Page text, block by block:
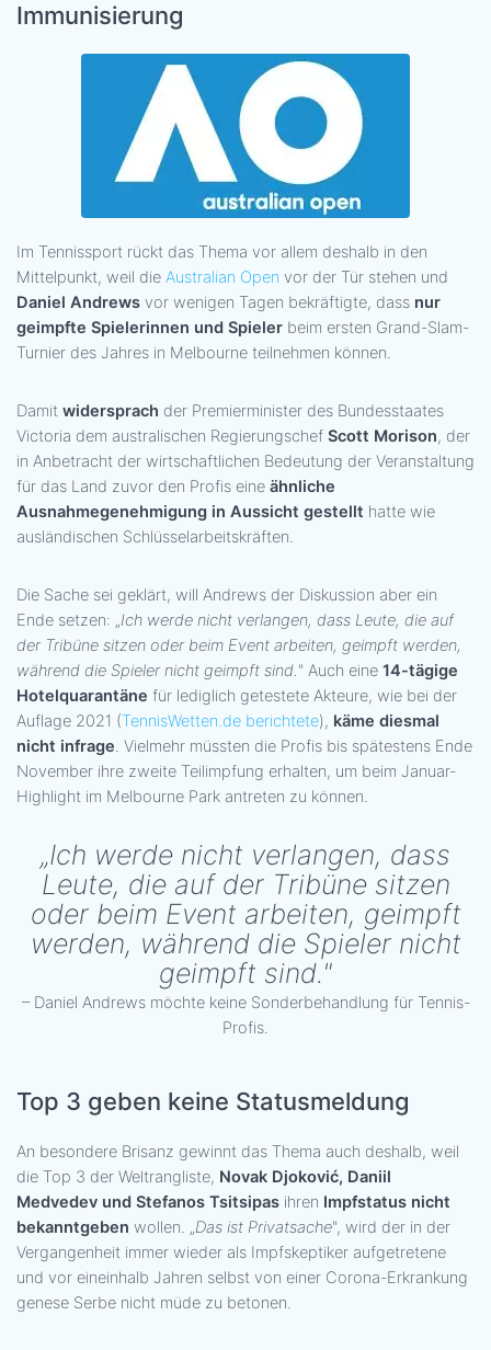
Immunisierung
Im Tennissport rückt das Thema vor allem deshalb in den
Mittelpunkt, weil die Australian Open vor der Tür stehen und
Daniel Andrews vor wenigen Tagen bekräftigte, dass nur
geimpfte Spielerinnen und Spieler beim ersten Grand-Slam-
Turnier des Jahres in Melbourne teilnehmen können.
Damit widersprach der Premierminister des Bundesstaates
Victoria dem australischen Regierungschef Scott Morison, der
in Anbetracht der wirtschaftlichen Bedeutung der Veranstaltung
für das Land zuvor den Profis eine ähnliche
Ausnahmegenehmigung in Aussicht gestellt hatte wie
ausländischen Schlüsselarbeitskräften.
Die Sache sei geklärt, will Andrews der Diskussion aber ein
Ende setzen: „Ich werde nicht verlangen, dass Leute, die auf
der Tribüne sitzen oder beim Event arbeiten, geimpft werden,
während die Spieler nicht geimpft sind." Auch eine 14-tägige
Hotelquarantäne für lediglich getestete Akteure, wie bei der
Auflage 2021 (TennisWetten.de berichtete), käme diesmal
nicht infrage. Vielmehr müssten die Profis bis spätestens Ende
November ihre zweite Teilimpfung erhalten, um beim Januar-
Highlight im Melbourne Park antreten zu können.
„Ich werde nicht verlangen, dass
Leute, die auf der Tribüne sitzen
oder beim Event arbeiten, geimpft
werden, während die Spieler nicht
geimpft sind."
– Daniel Andrews möchte keine Sonderbehandlung für Tennis-
Profis.
Top 3 geben keine Statusmeldung
An besondere Brisanz gewinnt das Thema auch deshalb, weil
die Top 3 der Weltrangliste, Novak Djoković, Daniil
Medvedev und Stefanos Tsitsipas ihren Impfstatus nicht
bekanntgeben wollen. „Das ist Privatsache", wird der in der
Vergangenheit immer wieder als Impfskeptiker aufgetretene
und vor eineinhalb Jahren selbst von einer Corona-Erkrankung
genese Serbe nicht müde zu betonen.